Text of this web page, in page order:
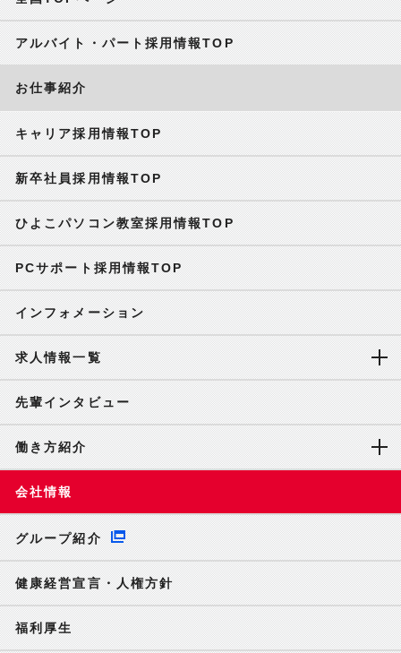
アルバイト・パート採用情報TOP
お仕事紹介
キャリア採用情報TOP
新卒社員採用情報TOP
ひよこパソコン教室採用情報TOP
PCサポート採用情報TOP
インフォメーション
求人情報一覧
先輩インタビュー
働き方紹介
会社情報
グループ紹介
健康経営宣言・人権方針
福利厚生